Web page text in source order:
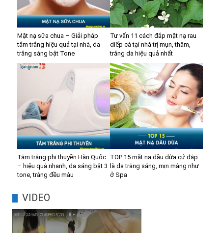
Mặt nạ sữa chua – Giải pháp
tắm trắng hiệu quả tại nhà, da
trắng sáng bật Tone
Tư vấn 11 cách đắp mặt nạ rau
diếp cá tại nhà trị mụn, thâm,
trắng da hiệu quả nhất
Tắm trắng phi thuyền Hàn Quốc
– hiệu quả nhanh, da sáng bật 3
tone, trắng đều màu
TOP 15 mặt nạ dầu dừa cứ đắp
là da trắng sáng, mịn màng như
ở Spa
VIDEO